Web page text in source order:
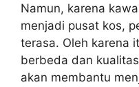
Namun, karena
menjadi pusat kos,
terasa. Oleh karena
berbeda dan
akan membantu